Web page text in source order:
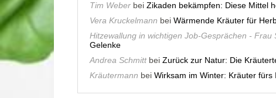
Tim Weber bei Zikaden bekämpfen: Diese Mittel
Vera Kruckelmann bei Wärmende Kräuter für
Hitzewallung in wichtigen Job-Gesprächen - Frau
Gelenke
Andrea Schmittbei Zurück zur Natur: Die
Kräutermann bei Wirksam im Winter: Kräuter fürs